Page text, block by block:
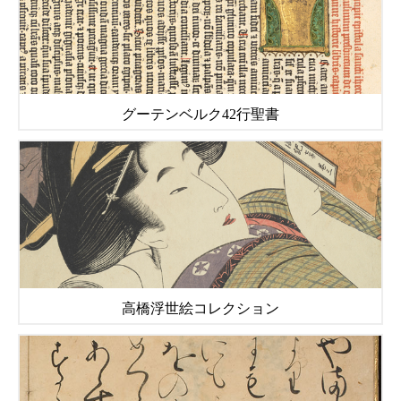
グーテンベルク42行聖書
高橋浮世絵コレクション